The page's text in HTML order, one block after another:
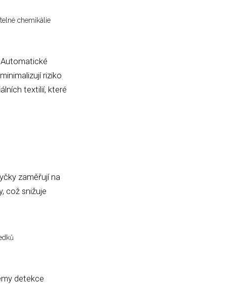
chemikálie
riziko
textilií, které
zaměřují na
což snižuje
detekce